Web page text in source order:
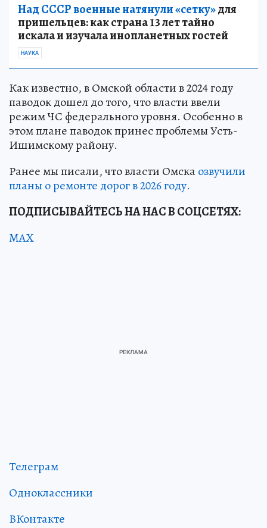
Над СССР военные натянули «сетку»для
пришельцев: как страна 13 лет тайно
искала и изучала инопланетных гостей
НАУКА
Как известно, в Омской области в 2024 году
паводок дошел до того, что власти ввели
режим ЧС федерального уровня. Особенно в
этом плане паводок принес проблемы Усть-
Ишимскому району.
Ранее мы писали, что власти Омскаозвучили
планы о ремонте дорог в 2026 году.
ПОДПИСЫВАЙТЕСЬ НА НАС В СОЦСЕТЯХ:
MAX
Телеграм
Одноклассники
ВКонтакте